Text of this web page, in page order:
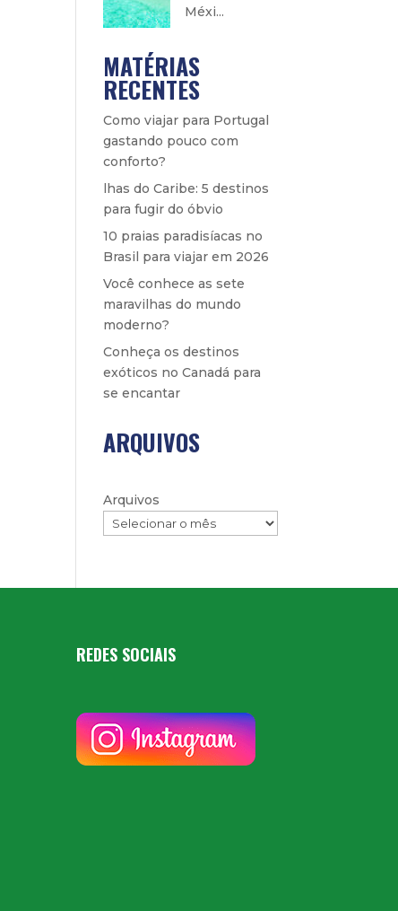
Méxi...
MATÉRIAS
RECENTES
Como viajar para Portugal
gastando pouco com
conforto?
lhas do Caribe: 5 destinos
para fugir do óbvio
10 praias paradisíacas no
Brasil para viajar em 2026
Você conhece as sete
maravilhas do mundo
moderno?
Conheça os destinos
exóticos no Canadá para
se encantar
ARQUIVOS
Arquivos
REDES SOCIAIS